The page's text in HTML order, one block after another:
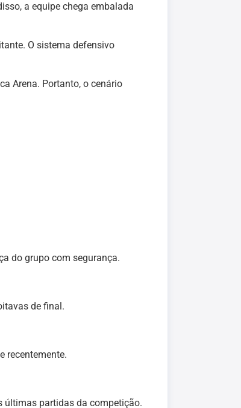
a equipe chega embalada
O sistema defensivo
Arena. Portanto, o cenário
do grupo com segurança.
de final.
recentemente.
últimas partidas da competição.